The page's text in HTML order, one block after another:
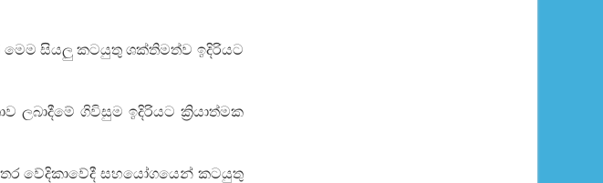
මෙම සියලු කටයුතු ශක්තිමත්ව ඉදිරියට
ලබාදීමේ ගිවිසුම ඉදිරියට ක්‍රියාත්මක
වේදිකාවේදී සහයෝගයෙන් කටයුතු